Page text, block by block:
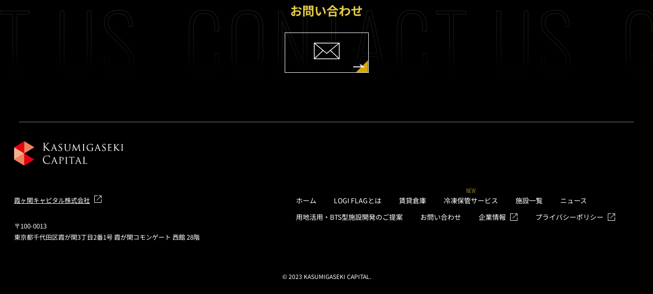
US CONTACT US
お問い合わせ
ホーム LOGI FLAGとは 賃貸倉庫
NEW
冷凍保管サービス 施設一覧
ニュース
用地活用・BTS型施設開発のご提案
お問い合わせ 企業情報 プライバシーポリシー
霞ヶ関キャピタル株式会社
〒100-0013
東京都千代田区霞が関3丁目2番1号 霞が関コモンゲート 西館 28階
© 2023 KASUMIGASEKI CAPITAL.